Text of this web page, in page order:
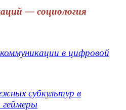
— социология
в цифровой
субкультур в